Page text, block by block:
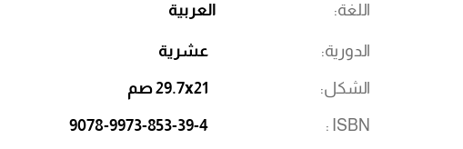
اللغة العربية
الدورية عشرية
الشكل 29.7x21 صم
ISBN
9078-9973-853-39-4